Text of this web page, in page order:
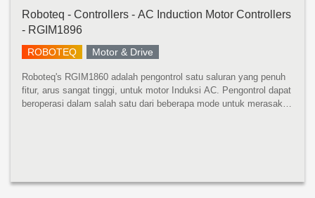
Roboteq - Controllers - AC Induction Motor Controllers
- RGIM1896
ROBOTEQ Motor & Drive
Roboteq's RGIM1860 adalah pengontrol satu saluran yang penuh
fitur, arus sangat tinggi, untuk motor Induksi AC. Pengontrol dapat
beroperasi dalam salah satu dari beberapa mode untuk merasakan